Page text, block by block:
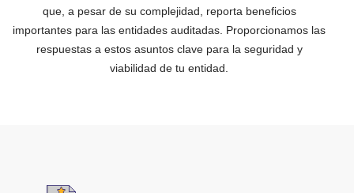
que, a pesar de su complejidad, reporta beneficios
importantes para las entidades auditadas. Proporcionamos las
respuestas a estos asuntos clave para la seguridad y
viabilidad de tu entidad.